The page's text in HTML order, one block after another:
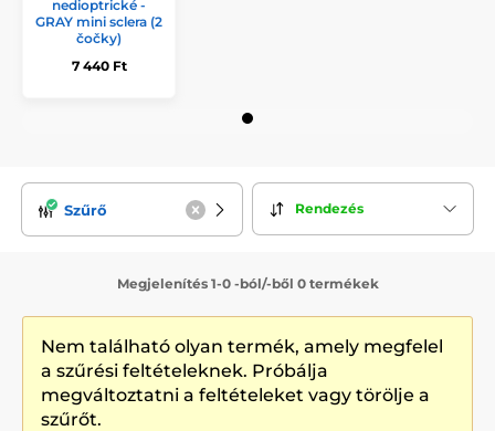
nedioptrické -
GRAY mini sclera (2
čočky)
7 440 Ft
Szűrő Rendezés
Megjelenítés 1-0 -ból/-ből 0 termékek
Nem található olyan termék, amely megfelel
a szűrési feltételeknek. Próbálja
megváltoztatni a feltételeket vagy törölje a
szűrőt.